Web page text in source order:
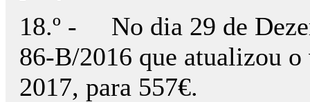
18.º - No dia 29 de
86-B/2016 que atualizou
2017, para 557€.